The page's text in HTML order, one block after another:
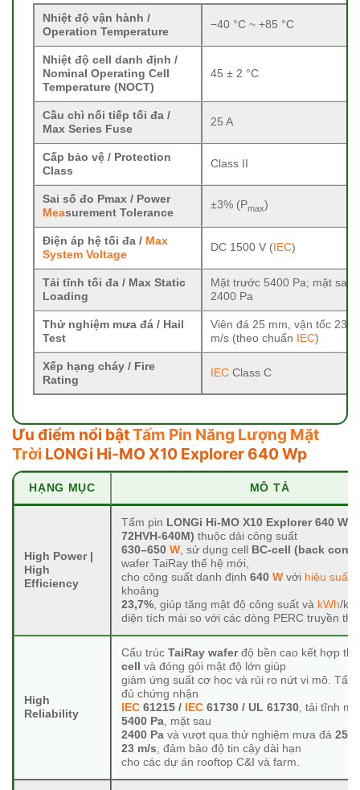
Nhiệt độ vận hành /
Operation Temperature
−40 °C ~ +85 °C
Nhiệt độ cell danh định /
Nominal Operating Cell
Temperature (NOCT)
45 ± 2 °C
Cầu chì nối tiếp tối đa /
Max Series Fuse
25 A
Cấp bảo vệ / Protection
Class
Class II
Sai số đo Pmax / Power
Measurement Tolerance
±3% (Pmax)
Điện áp hệ tối đa / Max
System Voltage
DC 1500 V (IEC)
Tải tĩnh tối đa / Max Static
Loading
Mặt trước 5400 Pa; mặt sau
2400 Pa
Thử nghiệm mưa đá / Hail
Test
Viên đá 25 mm, vận tốc 23
m/s (theo chuẩn IEC)
Xếp hạng cháy / Fire
Rating
IEC Class C
Ưu điểm nổi bậtTấm Pin Năng Lượng Mặt
Trời LONGi Hi-MO X10 Explorer 640 Wp
HẠNG MỤC MÔ TẢ
High Power |
High
Efficiency
Tấm pin LONGi Hi-MO X10 Explorer 640 Wp
72HVH-640M) thuộc dải công suất
630–650 W, sử dụng cell
BC-cell (back
wafer TaiRay thế hệ mới,
cho công suất danh định 640 W với hiệu suất
khoảng
23,7%, giúp tăng mật độ công suất và kWh/
diện tích mái so với các dòng PERC truyền
High
Reliability
Cấu trúc TaiRay waferđộ bền cao kết hợp
cell
và đóng gói mật độ lớn giúp
giảm ứng suất cơ học và rủi ro nứt vi mô.
đủ chứng nhận
IEC 61215 / IEC 61730 / UL 61730, tải tĩnh
5400 Pa, mặt sau
2400 Pa và vượt qua thử nghiệm mưa đá 25
23 m/s, đảm bảo độ tin cậy dài hạn
cho các dự án rooftop C&I và farm.